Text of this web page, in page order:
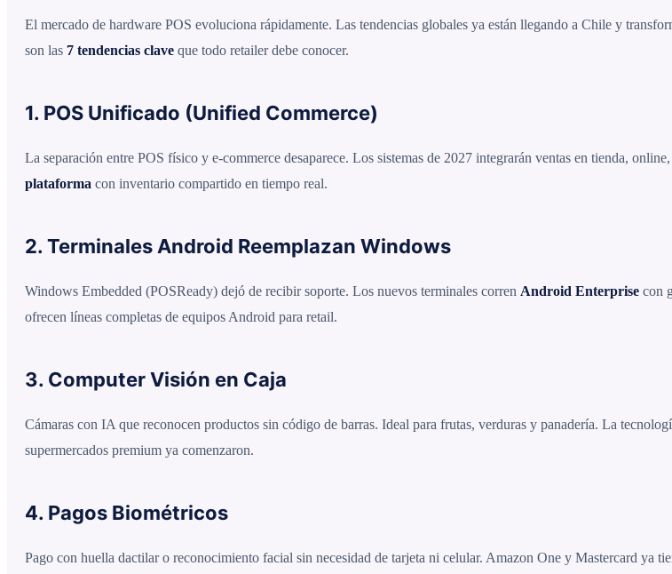
El mercado de hardware POS evoluciona rápidamente. Las tendencias globales ya están llegando a Chile y
son las 7 tendencias clave que todo retailer debe conocer.
1. POS Unificado (Unified Commerce)
La separación entre POS físico y e-commerce desaparece. Los sistemas de 2027 integrarán ventas en tienda,
plataforma con inventario compartido en tiempo real.
2. Terminales Android Reemplazan Windows
Windows Embedded (POSReady) dejó de recibir soporte. Los nuevos terminales corren Android Enterprise con
ofrecen líneas completas de equipos Android para retail.
3. Computer Visión en Caja
Cámaras con IA que reconocen productos sin código de barras. Ideal para frutas, verduras y panadería. La
supermercados premium ya comenzaron.
4. Pagos Biométricos
Pago con huella dactilar o reconocimiento facial sin necesidad de tarjeta ni celular. Amazon One y Mastercard ya